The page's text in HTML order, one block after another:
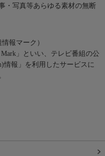
・写真等あらゆる素材の無断
報マーク）
」といい、テレビ番組の公
情報」を利用したサービスに